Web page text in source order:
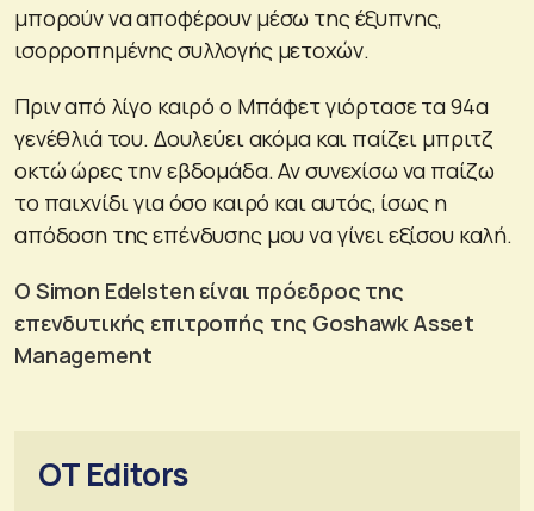
μπορούν να αποφέρουν μέσω της έξυπνης,
ισορροπημένης συλλογής μετοχών.
Πριν από λίγο καιρό ο Μπάφετ γιόρτασε τα 94α
γενέθλιά του. Δουλεύει ακόμα και παίζει μπριτζ
οκτώ ώρες την εβδομάδα. Αν συνεχίσω να παίζω
το παιχνίδι για όσο καιρό και αυτός, ίσως η
απόδοση της επένδυσης μου να γίνει εξίσου καλή.
Ο Simon Edelsten είναι πρόεδρος της
επενδυτικής επιτροπής της Goshawk Asset
Management
OT Editors